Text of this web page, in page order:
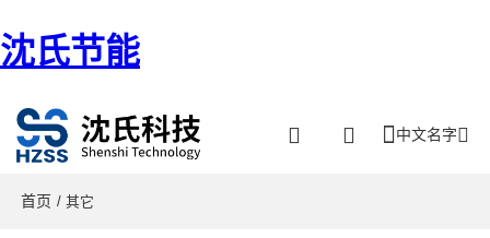
沈氏节能
中文名字
首页 / 其它